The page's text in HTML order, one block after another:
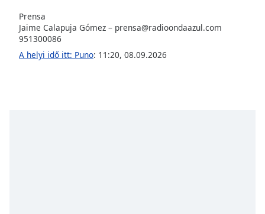
cancel
close
Prensa
Jaime Calapuja Gómez – prensa@radioondaazul.com
951300086
A helyi idő itt: Puno: 11:20, 08.09.2026